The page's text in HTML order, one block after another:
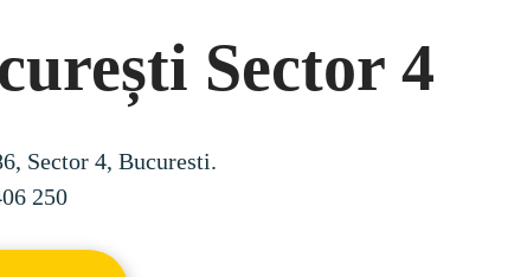
Sector 4
Sector 4, Bucuresti.
250